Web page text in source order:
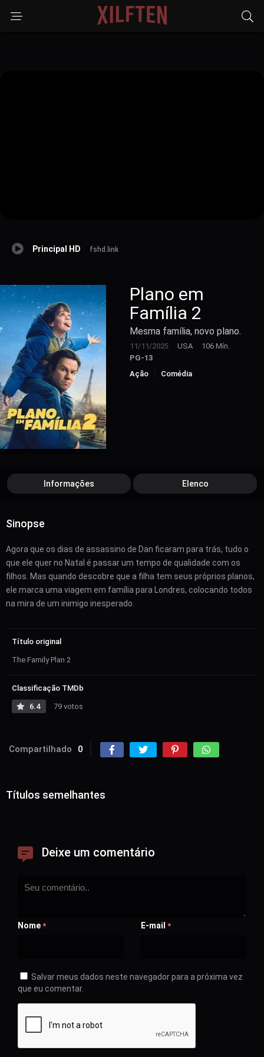
Principal HD fshd.link
Plano em
Família 2
Mesma família, novo plano.
11/11/2025 USA
106 Mín.
PG-13
Ação
Comédia
Informações Elenco
Sinopse
Agora que os dias de assassino de Dan ficaram para trás, tudo o
que ele quer no Natal é passar um tempo de qualidade com os
filhos. Mas quando descobre que a filha tem seus próprios planos,
ele marca uma viagem em família para Londres, colocando todos
na mira de um inimigo inesperado.
Título original
The Family Plan 2
Classificação TMDb
6.4 79 votos
Compartilhado 0
Títulos semelhantes
Deixe um comentário
Nome * E-mail *
Salvar meus dados neste navegador para a próxima vez
que eu comentar.